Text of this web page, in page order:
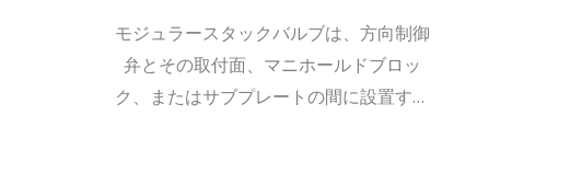
モジュラースタックバルブは、方向制御
弁とその取付面、マニホールドブロッ
ク、またはサブプレートの間に設置する